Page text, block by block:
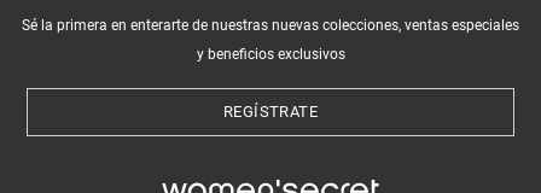
Sé la primera en enterarte de nuestras nuevas colecciones, ventas especiales
y beneficios exclusivos
REGÍSTRATE